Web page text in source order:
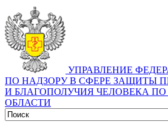
УПРАВЛЕНИЕ
ПО НАДЗОРУ В СФЕРЕ ЗАЩИТЫ
И БЛАГОПОЛУЧИЯ ЧЕЛОВЕКА
ОБЛАСТИ